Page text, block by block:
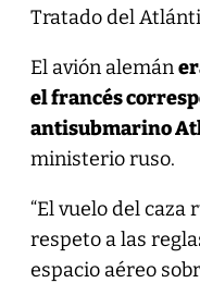
Tratado del
El avión alemán
el francés
antisubmarino
ministerio ruso.
“El vuelo del caza
respeto a las
espacio aéreo